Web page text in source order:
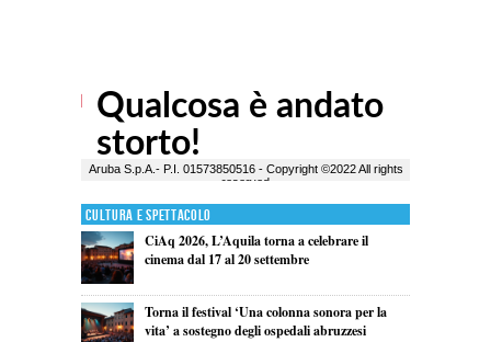
Cultura e Spettacolo
CiAq 2026, L’Aquila torna a celebrare il
cinema dal 17 al 20 settembre
Torna il festival ‘Una colonna sonora per la
vita’ a sostegno degli ospedali abruzzesi